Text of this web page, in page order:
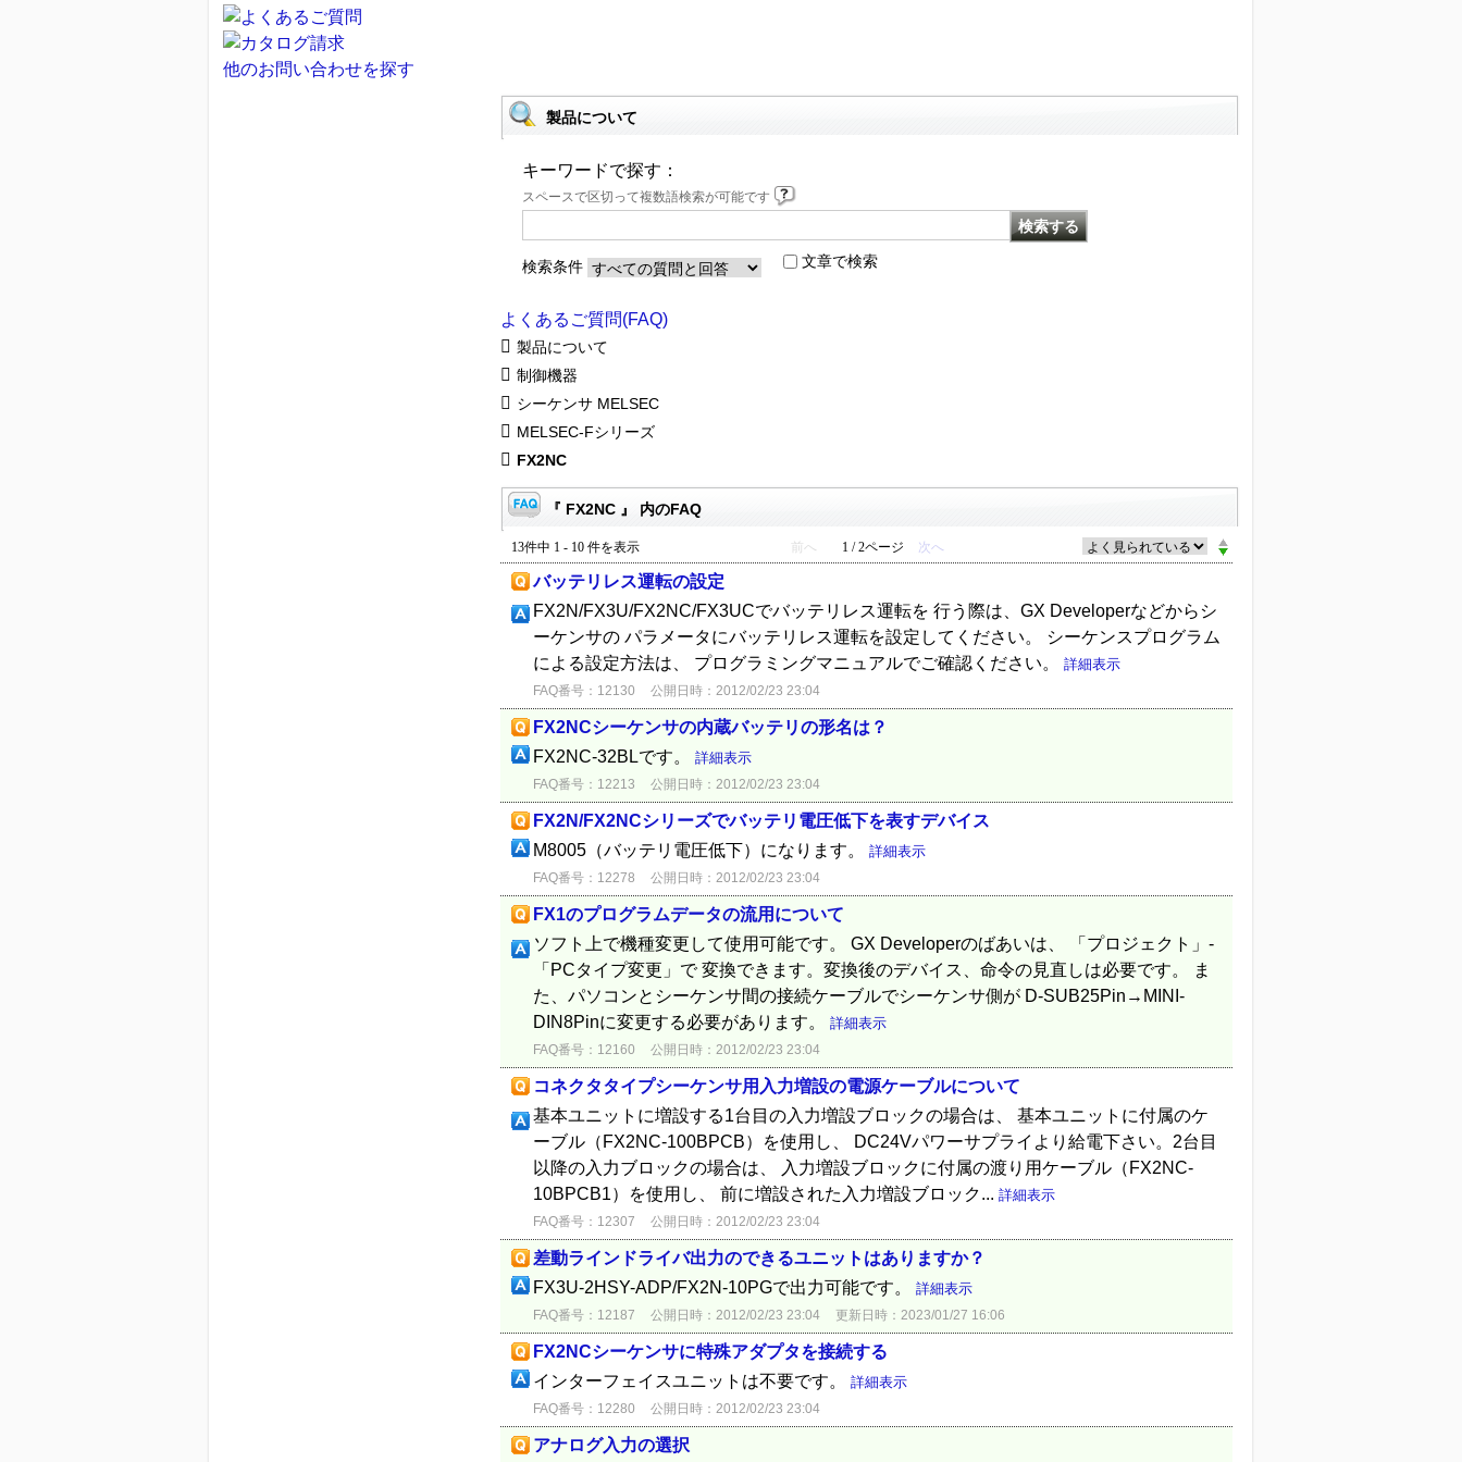
他のお問い合わせを探す
製品について
キーワードで探す：
スペースで区切って複数語検索が可能です
検索条件 文章で検索
よくあるご質問(FAQ)
製品について
制御機器
シーケンサ MELSEC
MELSEC-Fシリーズ
FX2NC
『 FX2NC 』 内のFAQ
13件中 1 - 10 件を表示 前へ 1 / 2ページ 次へ
バッテリレス運転の設定
FX2N/FX3U/FX2NC/FX3UCでバッテリレス運転を 行う際は、GX Developerなどからシ
ーケンサの パラメータにバッテリレス運転を設定してください。 シーケンスプログラム
による設定方法は、 プログラミングマニュアルでご確認ください。 詳細表示
FAQ番号：12130 公開日時：2012/02/23 23:04
FX2NCシーケンサの内蔵バッテリの形名は？
FX2NC-32BLです。 詳細表示
FAQ番号：12213 公開日時：2012/02/23 23:04
FX2N/FX2NCシリーズでバッテリ電圧低下を表すデバイス
M8005（バッテリ電圧低下）になります。 詳細表示
FAQ番号：12278 公開日時：2012/02/23 23:04
FX1のプログラムデータの流用について
ソフト上で機種変更して使用可能です。 GX Developerのばあいは、 「プロジェクト」-
「PCタイプ変更」で 変換できます。変換後のデバイス、命令の見直しは必要です。 ま
た、パソコンとシーケンサ間の接続ケーブルでシーケンサ側が D-SUB25Pin→MINI-
DIN8Pinに変更する必要があります。 詳細表示
FAQ番号：12160 公開日時：2012/02/23 23:04
コネクタタイプシーケンサ用入力増設の電源ケーブルについて
基本ユニットに増設する1台目の入力増設ブロックの場合は、 基本ユニットに付属のケ
ーブル（FX2NC-100BPCB）を使用し、 DC24Vパワーサプライより給電下さい。2台目
以降の入力ブロックの場合は、 入力増設ブロックに付属の渡り用ケーブル（FX2NC-
10BPCB1）を使用し、 前に増設された入力増設ブロック... 詳細表示
FAQ番号：12307 公開日時：2012/02/23 23:04
差動ラインドライバ出力のできるユニットはありますか？
FX3U-2HSY-ADP/FX2N-10PGで出力可能です。 詳細表示
FAQ番号：12187 公開日時：2012/02/23 23:04 更新日時：2023/01/27 16:06
FX2NCシーケンサに特殊アダプタを接続する
インターフェイスユニットは不要です。 詳細表示
FAQ番号：12280 公開日時：2012/02/23 23:04
アナログ入力の選択